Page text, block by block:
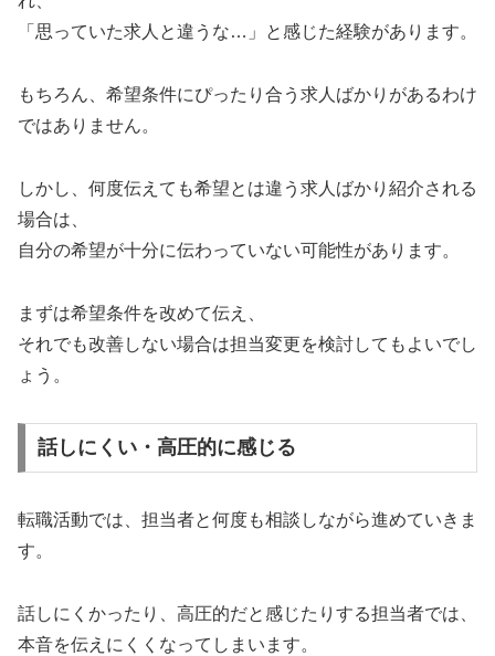
「思っていた求人と違うな…」と感じた経験があります。
もちろん、希望条件にぴったり合う求人ばかりがあるわけ
ではありません。
しかし、何度伝えても希望とは違う求人ばかり紹介される
場合は、
自分の希望が十分に伝わっていない可能性があります。
まずは希望条件を改めて伝え、
それでも改善しない場合は担当変更を検討してもよいでし
ょう。
話しにくい・高圧的に感じる
転職活動では、担当者と何度も相談しながら進めていきま
す。
話しにくかったり、高圧的だと感じたりする担当者では、
本音を伝えにくくなってしまいます。